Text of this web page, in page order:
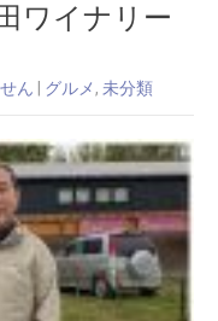
ワイナリー
ん グルメ , 未分類